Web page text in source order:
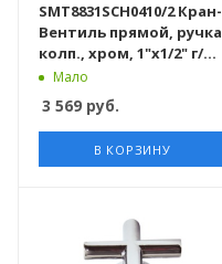
SMT8831SCH0410/2 Кран-
Вентиль прямой, ручка
колп., хром, 1"х1/2" г/ш,
10 пар/кор
Мало
3 569 руб.
В КОРЗИНУ